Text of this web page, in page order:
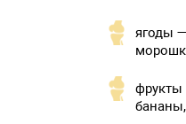
ягоды
фрукты